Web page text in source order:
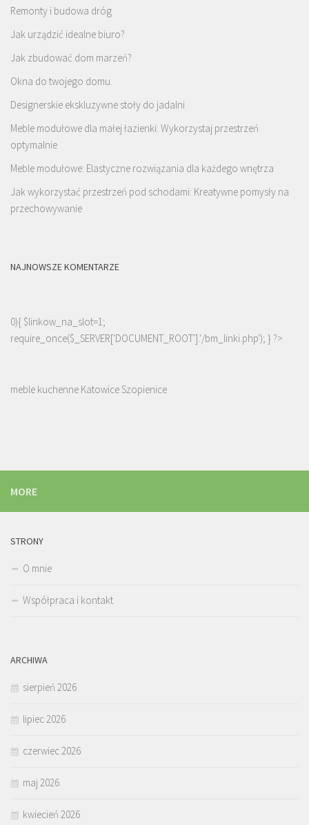
Remonty i budowa dróg
Jak urządzić idealne biuro?
Jak zbudować dom marzeń?
Okna do twojego domu.
Designerskie ekskluzywne stoły do jadalni
Meble modułowe dla małej łazienki: Wykorzystaj przestrzeń
optymalnie
Meble modułowe: Elastyczne rozwiązania dla każdego wnętrza
Jak wykorzystać przestrzeń pod schodami: Kreatywne pomysły na
przechowywanie
NAJNOWSZE KOMENTARZE
0){ $linkow_na_slot=1;
require_once($_SERVER['DOCUMENT_ROOT'].'/bm_linki.php'); } ?>
meble kuchenne Katowice Szopienice
MORE
STRONY
O mnie
Współpraca i kontakt
ARCHIWA
sierpień 2026
lipiec 2026
czerwiec 2026
maj 2026
kwiecień 2026